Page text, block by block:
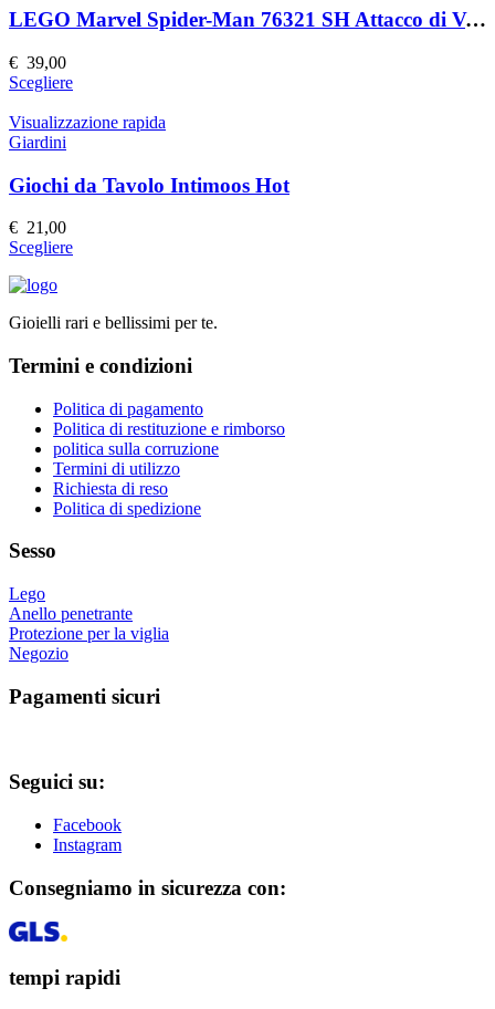
prodotto
Le
opzioni
scelte
nella
pagina
prodotto
LEGO Marvel Spider-Man 76321 SH Attacco di Venom
€ 39,00
ScegliereQuesto
ha
Le
opzioni
scelte
del
Visualizzazione rapida
Giardini
Giochi da Tavolo Intimoos Hot
€ 21,00
ScegliereQuesto
varianti.
opzioni
essere
scelte
nella
pagina
del
prodotto
Gioielli rari e bellissimi per te.
Termini e condizioni
Politica di pagamento
Politica di restituzione e rimborso
politica sulla corruzione
Termini di utilizzo
Richiesta di reso
Politica di spedizione
Sesso
Lego
Anello penetrante
Protezione per la viglia
Negozio
Pagamenti sicuri
Seguici su:
Facebook
Instagram
Consegniamo in sicurezza con:
tempi rapidi